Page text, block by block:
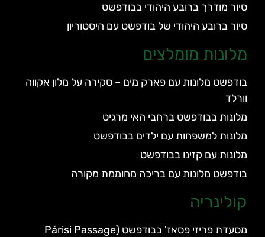
סיור מודרך ברובע היהודי בבודפשט
סיור ברובע היהודי של בודפשט עם היסטוריון
מלונות מומלצים
בודפשט מלונות עם פארק מים – סקירה על מלון אקווה
וורלד
מלונות בבודפשט ברחבי האי מרגיט
מלונות למשפחות עם ילדים בבודפשט
מלונות עם קזינו בבודפשט
בודפשט מלונות עם בריכה מחוממת מקורה
קולינריה
מסעדת פריזי פסאז' בבודפשט (Párisi Passage